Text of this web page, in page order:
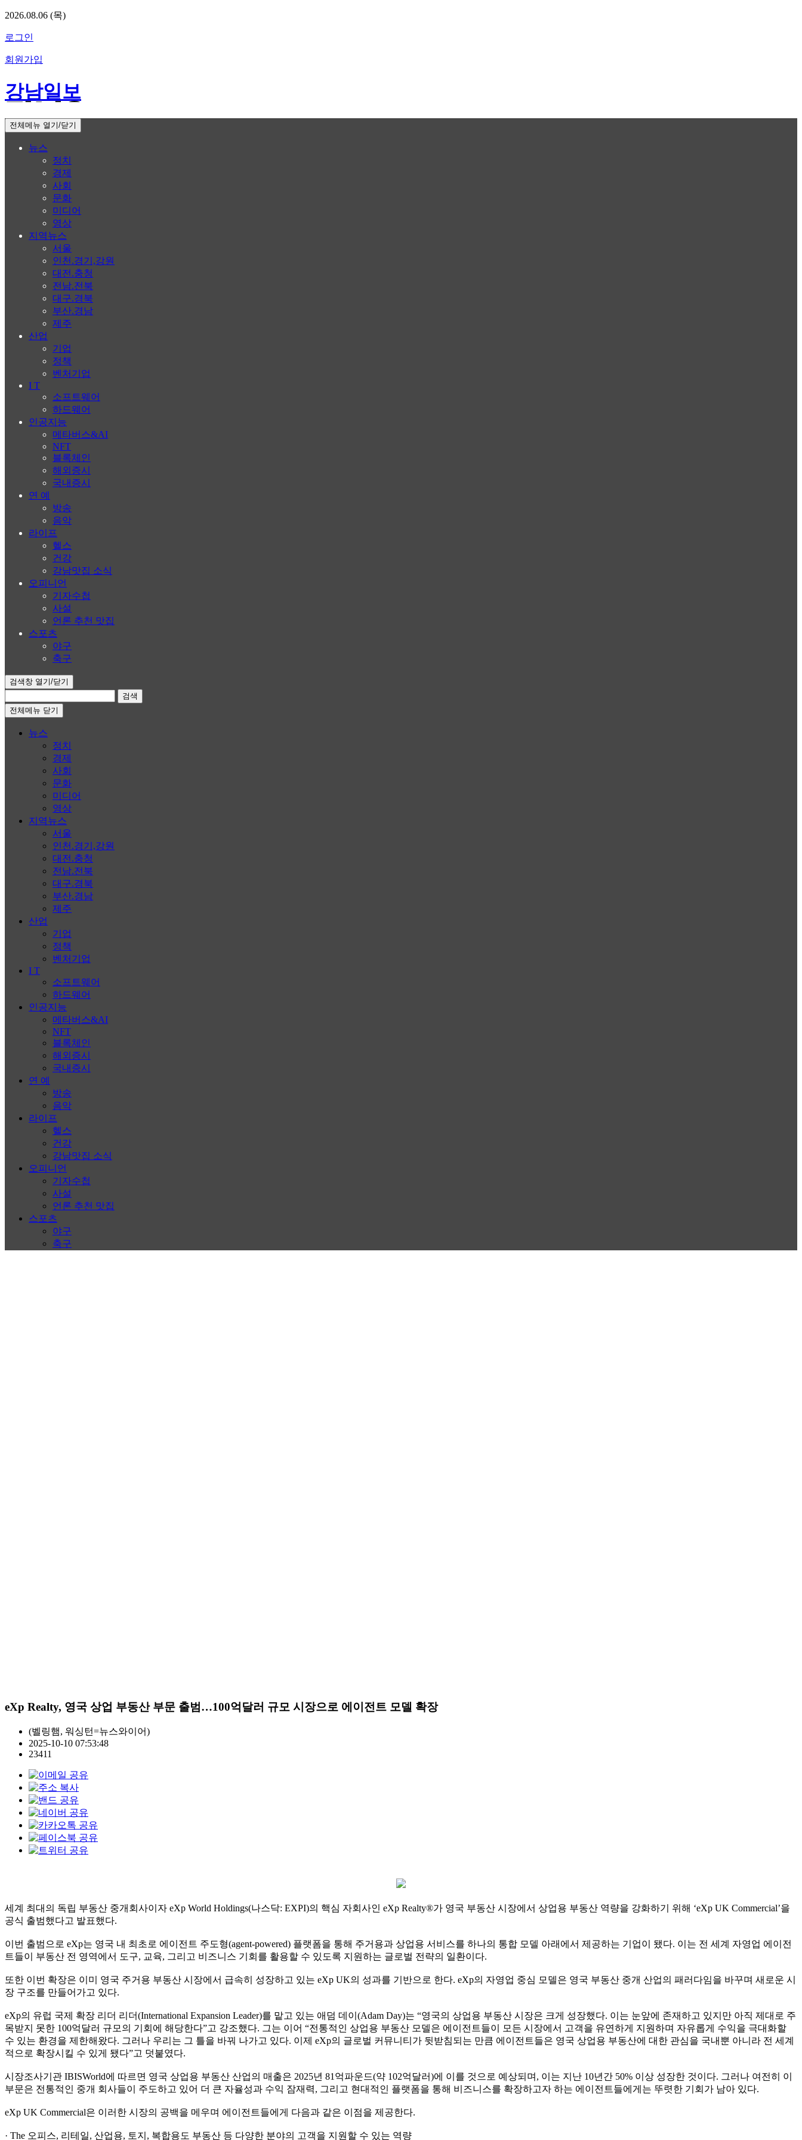
2026.08.06 (목)
로그인
회원가입
강남일보
전체메뉴 열기/닫기
뉴스
정치
경제
사회
문화
미디어
영상
지역뉴스
서울
인천.경기,강원
대전.충청
전남.전북
대구.경북
부산.경남
제주
산업
기업
정책
벤처기업
I T
소프트웨어
하드웨어
인공지능
메타버스&AI
NFT
블록체인
해외증시
국내증시
연 예
방송
음악
라이프
헬스
건강
강남맛집 소식
오피니언
기자수첩
사설
언론 추천 맛집
스포츠
야구
축구
검색창 열기/닫기
검색
전체메뉴 닫기
뉴스
정치
경제
사회
문화
미디어
영상
지역뉴스
서울
인천.경기,강원
대전.충청
전남.전북
대구.경북
부산.경남
제주
산업
기업
정책
벤처기업
I T
소프트웨어
하드웨어
인공지능
메타버스&AI
NFT
블록체인
해외증시
국내증시
연 예
방송
음악
라이프
헬스
건강
강남맛집 소식
오피니언
기자수첩
사설
언론 추천 맛집
스포츠
야구
축구
eXp Realty, 영국 상업 부동산 부문 출범…100억달러 규모 시장으로 에이전트 모델 확장
(벨링햄, 워싱턴=뉴스와이어)
2025-10-10 07:53:48
23411
세계 최대의 독립 부동산 중개회사이자 eXp World Holdings(나스닥: EXPI)의 핵심 자회사인 eXp Realty®가 영국 부동산 시장에서 상업용 부동산 역량을 강화하기 위해 ‘eXp UK Commercial’을
공식 출범했다고 발표했다.
이번 출범으로 eXp는 영국 내 최초로 에이전트 주도형(agent-powered) 플랫폼을 통해 주거용과 상업용 서비스를 하나의 통합 모델 아래에서 제공하는 기업이 됐다. 이는 전 세계 자영업 에이전
트들이 부동산 전 영역에서 도구, 교육, 그리고 비즈니스 기회를 활용할 수 있도록 지원하는 글로벌 전략의 일환이다.
또한 이번 확장은 이미 영국 주거용 부동산 시장에서 급속히 성장하고 있는 eXp UK의 성과를 기반으로 한다. eXp의 자영업 중심 모델은 영국 부동산 중개 산업의 패러다임을 바꾸며 새로운 시
장 구조를 만들어가고 있다.
eXp의 유럽 국제 확장 리더 리더(International Expansion Leader)를 맡고 있는 애덤 데이(Adam Day)는 “영국의 상업용 부동산 시장은 크게 성장했다. 이는 눈앞에 존재하고 있지만 아직 제대로 주
목받지 못한 100억달러 규모의 기회에 해당한다”고 강조했다. 그는 이어 “전통적인 상업용 부동산 모델은 에이전트들이 모든 시장에서 고객을 유연하게 지원하며 자유롭게 수익을 극대화할
수 있는 환경을 제한해왔다. 그러나 우리는 그 틀을 바꿔 나가고 있다. 이제 eXp의 글로벌 커뮤니티가 뒷받침되는 만큼 에이전트들은 영국 상업용 부동산에 대한 관심을 국내뿐 아니라 전 세계
적으로 확장시킬 수 있게 됐다”고 덧붙였다.
시장조사기관 IBISWorld에 따르면 영국 상업용 부동산 산업의 매출은 2025년 81억파운드(약 102억달러)에 이를 것으로 예상되며, 이는 지난 10년간 50% 이상 성장한 것이다. 그러나 여전히 이
부문은 전통적인 중개 회사들이 주도하고 있어 더 큰 자율성과 수익 잠재력, 그리고 현대적인 플랫폼을 통해 비즈니스를 확장하고자 하는 에이전트들에게는 뚜렷한 기회가 남아 있다.
eXp UK Commercial은 이러한 시장의 공백을 메우며 에이전트들에게 다음과 같은 이점을 제공한다.
· The 오피스, 리테일, 산업용, 토지, 복합용도 부동산 등 다양한 분야의 고객을 지원할 수 있는 역량